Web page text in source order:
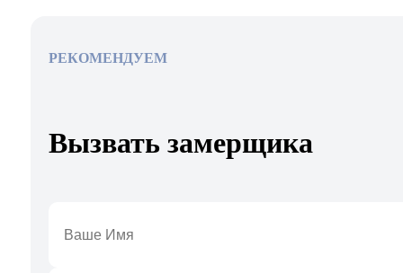
РЕКОМЕНДУЕМ
Вызвать замерщика